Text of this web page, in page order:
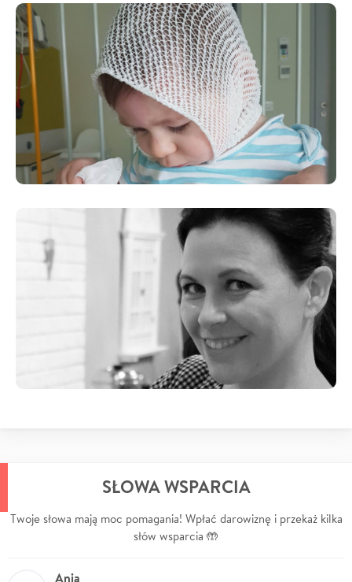
SŁOWA WSPARCIA
Twoje słowa mają moc pomagania! Wpłać darowiznę i przekaż kilka
słów wsparcia 🤲
Ania